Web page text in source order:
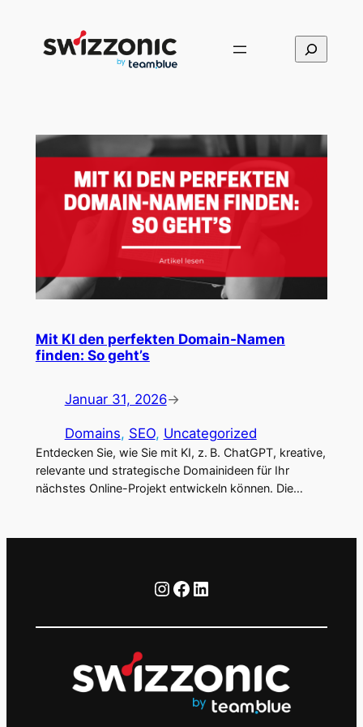
Suchen
Mit KI den perfekten Domain-Namen
finden: So geht’s
Januar 31, 2026→
Domains, SEO, Uncategorized
Entdecken Sie, wie Sie mit KI, z. B. ChatGPT, kreative,
relevante und strategische Domainideen für Ihr
nächstes Online-Projekt entwickeln können. Die…
Instagram Facebook LinkedIn